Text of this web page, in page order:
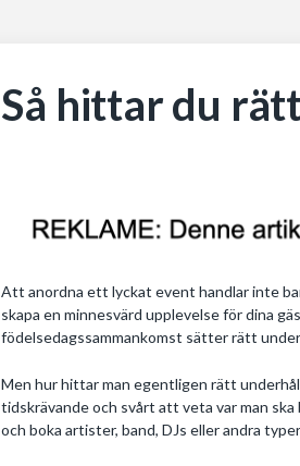
Så hittar du
Att anordna ett lyckat event handlar inte
skapa en minnesvärd upplevelse för dina
födelsedagssammankomst sätter rätt
Men hur hittar man egentligen rätt
tidskrävande och svårt att veta var man
och boka artister, band, DJs eller andra